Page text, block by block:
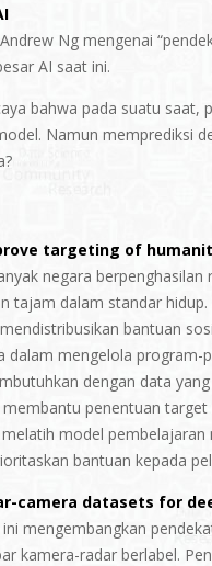
Ng mengenai
AI saat ini.
bahwa pada suatu saat,
Namun memprediksi
targeting of
negara
tajam dalam standar
bantuan
mengelola program-
dengan data
penentuan
model
bantuan kepada
camera datasets for
mengembangkan
kamera-radar berlabel.